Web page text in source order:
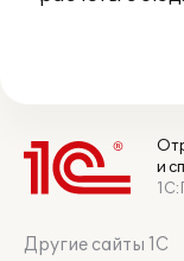
и
Другие сайты 1С